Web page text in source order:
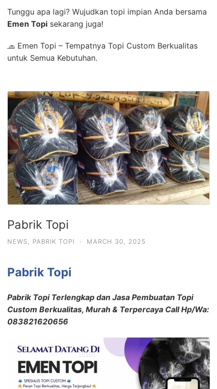
Tunggu apa lagi? Wujudkan topi impian Anda bersama
Emen Topi sekarang juga!
🧢 Emen Topi – Tempatnya Topi Custom Berkualitas
untuk Semua Kebutuhan.
Pabrik Topi
NEWS PABRIK TOPI · MARCH 30, 2025
Pabrik Topi
Pabrik Topi Terlengkap dan Jasa Pembuatan Topi
Custom Berkualitas, Murah & Terpercaya Call Hp/Wa:
083821620656